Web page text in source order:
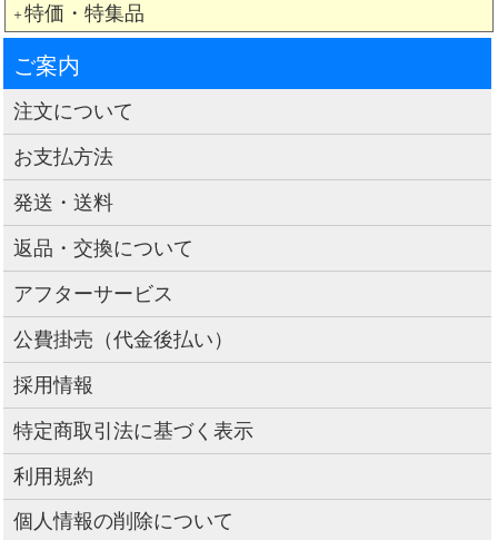
＋ 特価・特集品
ご案内
注文について
お支払方法
発送・送料
返品・交換について
アフターサービス
公費掛売（代金後払い）
採用情報
特定商取引法に基づく表示
利用規約
個人情報の削除について